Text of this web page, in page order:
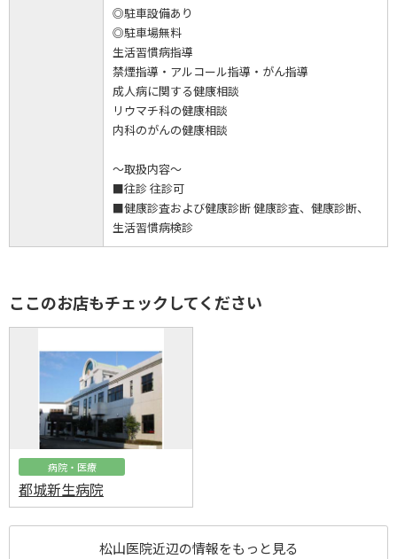
◎駐車設備あり
◎駐車場無料
生活習慣病指導
禁煙指導・アルコール指導・がん指導
成人病に関する健康相談
リウマチ科の健康相談
内科のがんの健康相談
～取扱内容～
■往診 往診可
■健康診査および健康診断 健康診査、健康診断、
生活習慣病検診
ここのお店もチェックしてください
病院・医療
都城新生病院
松山医院近辺の情報をもっと見る